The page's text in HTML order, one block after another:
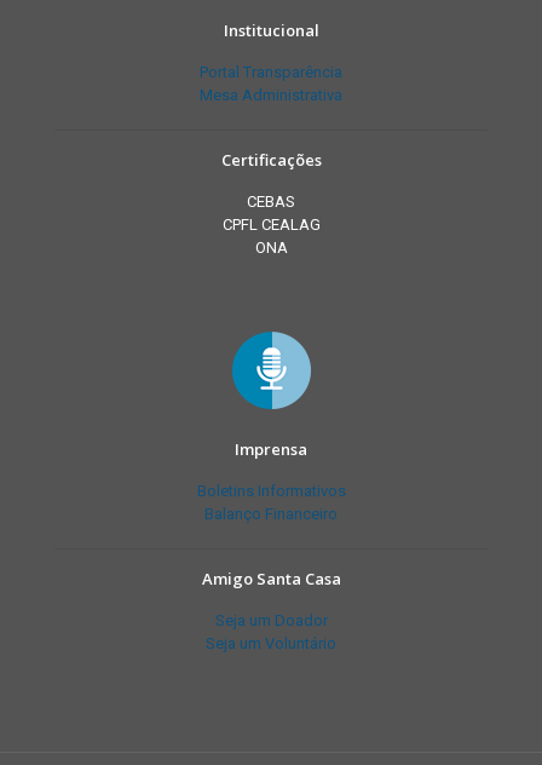
Institucional
Portal Transparência
Mesa Administrativa
Certificações
CEBAS
CPFL CEALAG
ONA
Imprensa
Boletins Informativos
Balanço Financeiro
Amigo Santa Casa
Seja um Doador
Seja um Voluntário